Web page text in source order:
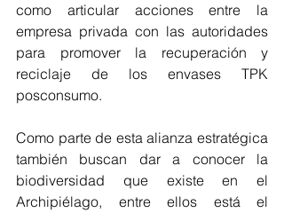
como articular acciones entre la
empresa privada con las autoridades
para promover la recuperación y
reciclaje de los envases TPK
posconsumo.
Como parte de esta alianza estratégica
también buscan dar a conocer la
biodiversidad que existe en el
Archipiélago, entre ellos está el